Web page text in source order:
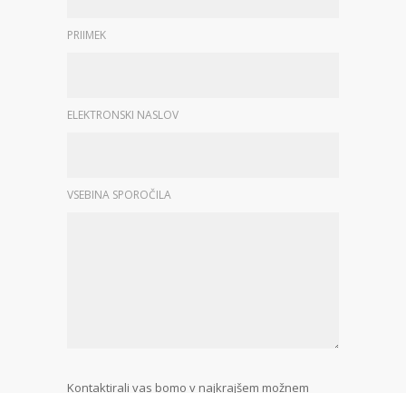
PRIIMEK
ELEKTRONSKI NASLOV
VSEBINA SPOROČILA
Kontaktirali vas bomo v najkrajšem možnem